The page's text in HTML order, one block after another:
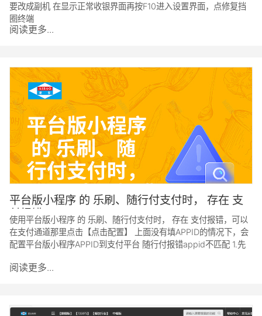
要改成副机 在显示正常收银界面再按F10进入设置界面，点修复挡
圈终端
阅读更多...
平台版小程序 的 乐刷、随行付支付时， 存在 支
付报错
使用平台版小程序 的 乐刷、随行付支付时， 存在 支付报错，可以
在支付通道那里点击【点击配置】 上面没有填APPID的情况下，会
配置平台版小程序APPID到支付平台 随行付报错appid不匹配 1.先
阅读更多...